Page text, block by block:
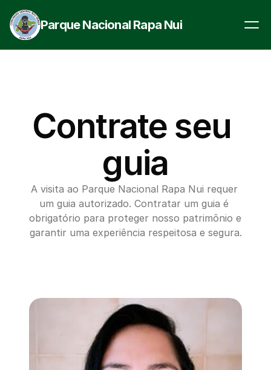
Parque Nacional Rapa Nui
Contrate seu
guia
A visita ao Parque Nacional Rapa Nui requer
um guia autorizado. Contratar um guia é
obrigatório para proteger nosso patrimônio e
garantir uma experiência respeitosa e segura.